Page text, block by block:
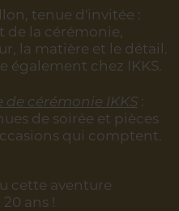
tenue d'invitée :
de la cérémonie,
la matière et le détail.
également chez IKKS.
de cérémonie IKKS:
de soirée et pièces
qui comptent.
cette aventure
ans !